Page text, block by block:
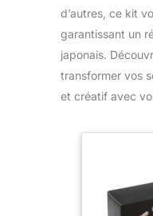
d’autres, ce kit
garantissant un
japonais.
transformer vos
et créatif avec